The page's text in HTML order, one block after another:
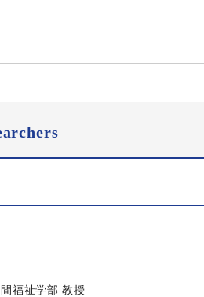
間福祉学部 教授